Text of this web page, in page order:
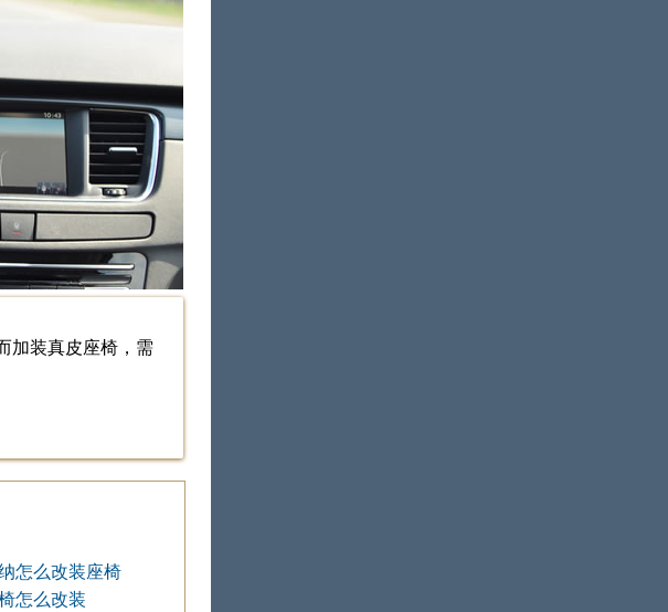
加装真皮座椅，需
怎么改装座椅
怎么改装